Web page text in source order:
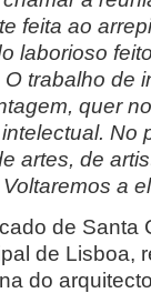
feita ao
laborioso
trabalho de
quer
No
artes, de
a
de Santa
de Lisboa,
do